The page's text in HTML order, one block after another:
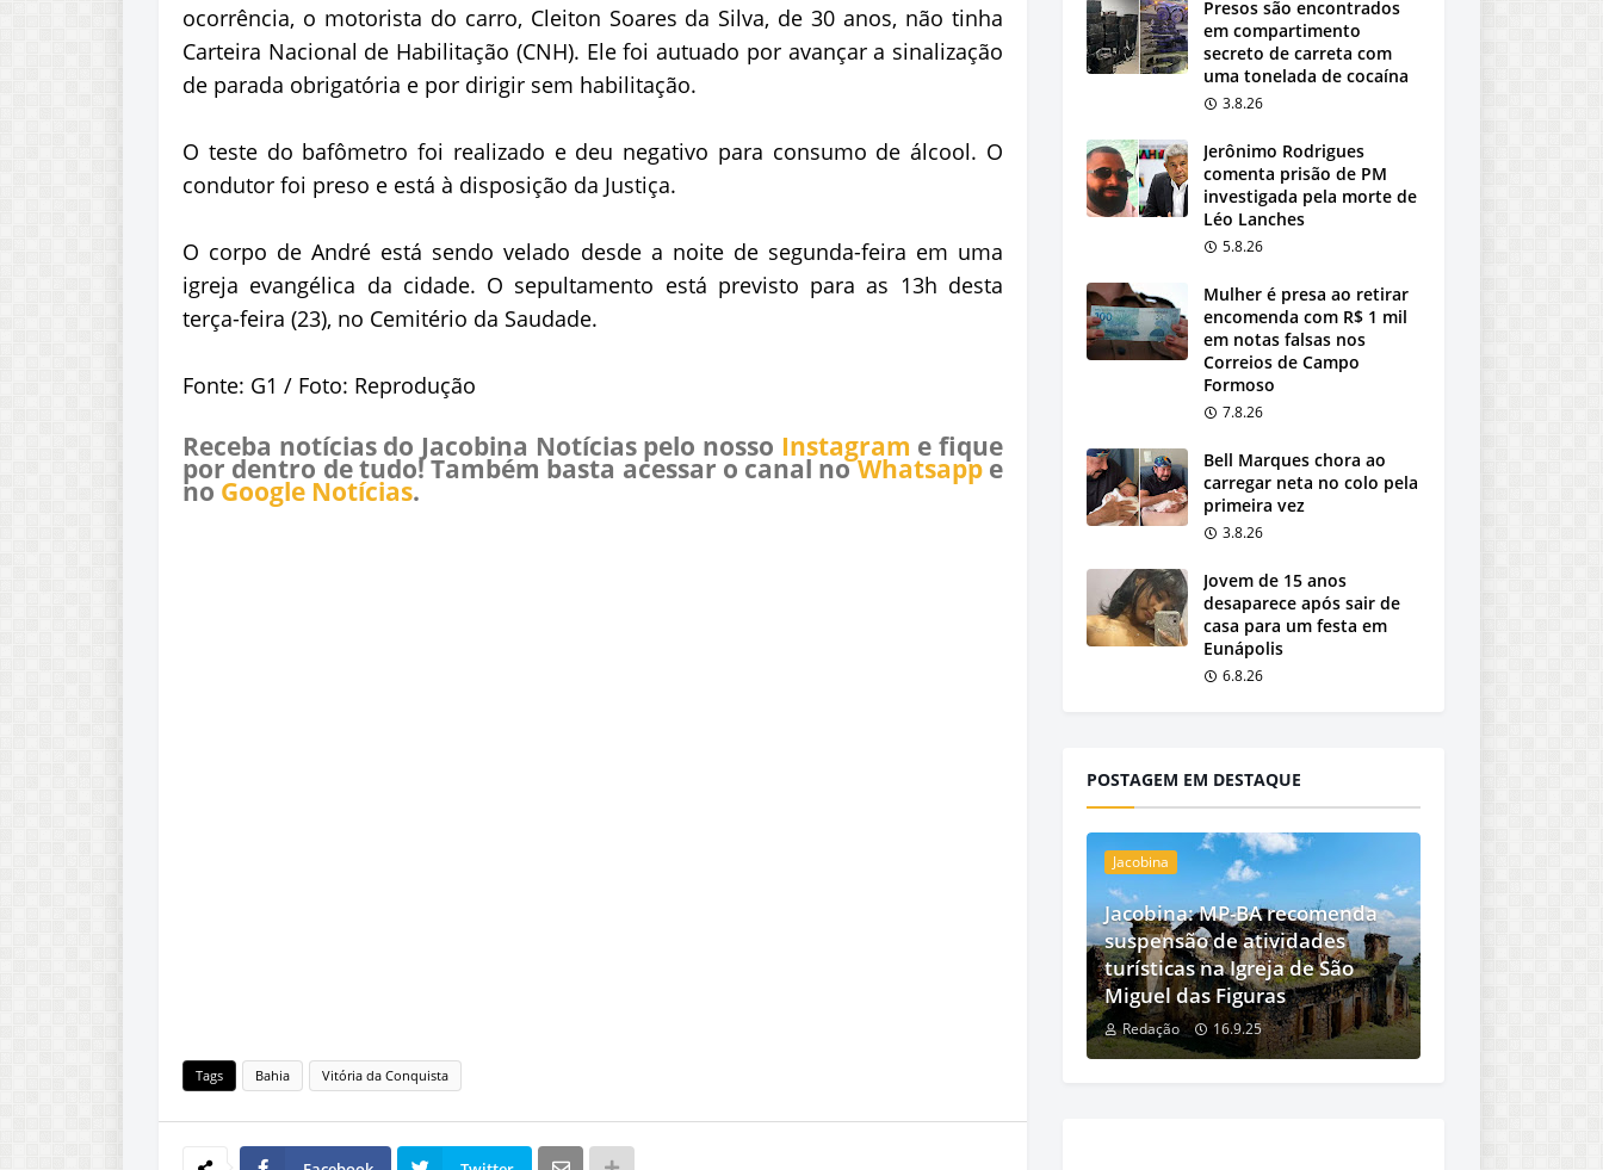
ocorrência, o motorista do carro, Cleiton Soares da Silva, de 30 anos, não tinha
Carteira Nacional de Habilitação (CNH). Ele foi autuado por avançar a sinalização
de parada obrigatória e por dirigir sem habilitação.
O teste do bafômetro foi realizado e deu negativo para consumo de álcool. O
condutor foi preso e está à disposição da Justiça.
O corpo de André está sendo velado desde a noite de segunda-feira em uma
igreja evangélica da cidade. O sepultamento está previsto para as 13h desta
terça-feira (23), no Cemitério da Saudade.
Fonte: G1 / Foto: Reprodução
Receba notícias do Jacobina Notícias pelo nosso Instagram e fique
por dentro de tudo! Também basta acessar o canal noWhatsappe
no Google Notícias.
Tags Bahia Vitória da Conquista
Presos são encontrados
em compartimento
secreto de carreta com
uma tonelada de cocaína
3.8.26
Jerônimo Rodrigues
comenta prisão de PM
investigada pela morte de
Léo Lanches
5.8.26
Mulher é presa ao retirar
encomenda com R$ 1 mil
em notas falsas nos
Correios de Campo
Formoso
7.8.26
Bell Marques chora ao
carregar neta no colo pela
primeira vez
3.8.26
Jovem de 15 anos
desaparece após sair de
casa para um festa em
Eunápolis
6.8.26
POSTAGEM EM DESTAQUE
Jacobina
Jacobina: MP-BA recomenda
suspensão de atividades
turísticas na Igreja de São
Miguel das Figuras
Redação 16.9.25